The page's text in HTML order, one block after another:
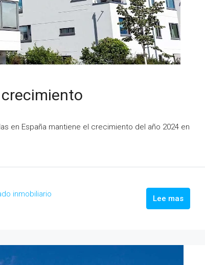
en España mantiene el crecimiento del año 2024 en
inmobiliario Lee mas